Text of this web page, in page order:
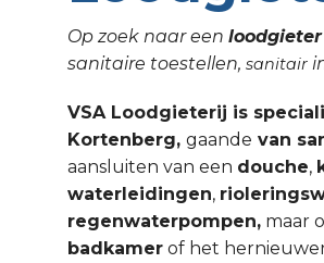
Op zoek naar een
sanitaire toestellen, sanitair
VSA Loodgieterij is
Kortenberg, gaande van
aansluiten van een douche,
waterleidingen,
regenwaterpompen, maar
badkamer of het